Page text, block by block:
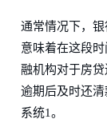
通常情况下，
意味着在这段
融机构对于房
逾期后及时还
系统1。